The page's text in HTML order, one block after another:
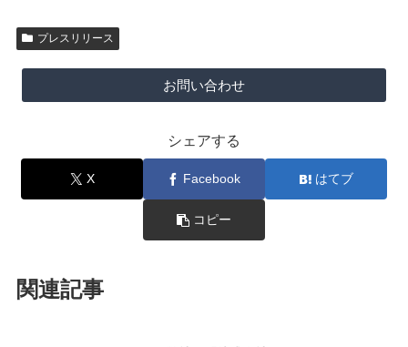
プレスリリース
お問い合わせ
シェアする
X Facebook はてブ
コピー
関連記事